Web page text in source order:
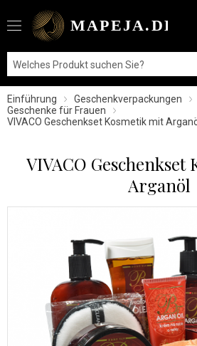
Einführung
Geschenkverpackungen
Geschenke für Frauen
VIVACO Geschenkset Kosmetik mit
VIVACO
Arganöl